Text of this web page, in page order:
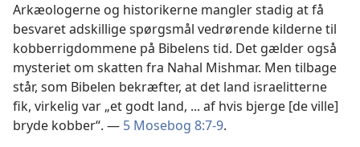
Arkæologerne og historikerne mangler stadig at få
besvaret adskillige spørgsmål vedrørende kilderne til
kobberrigdommene på Bibelens tid. Det gælder også
mysteriet om skatten fra Nahal Mishmar. Men tilbage
står, som Bibelen bekræfter, at det land israelitterne
fik, virkelig var „et godt land, ... af hvis bjerge [de ville]
bryde kobber“. — 5 Mosebog 8:7-9.